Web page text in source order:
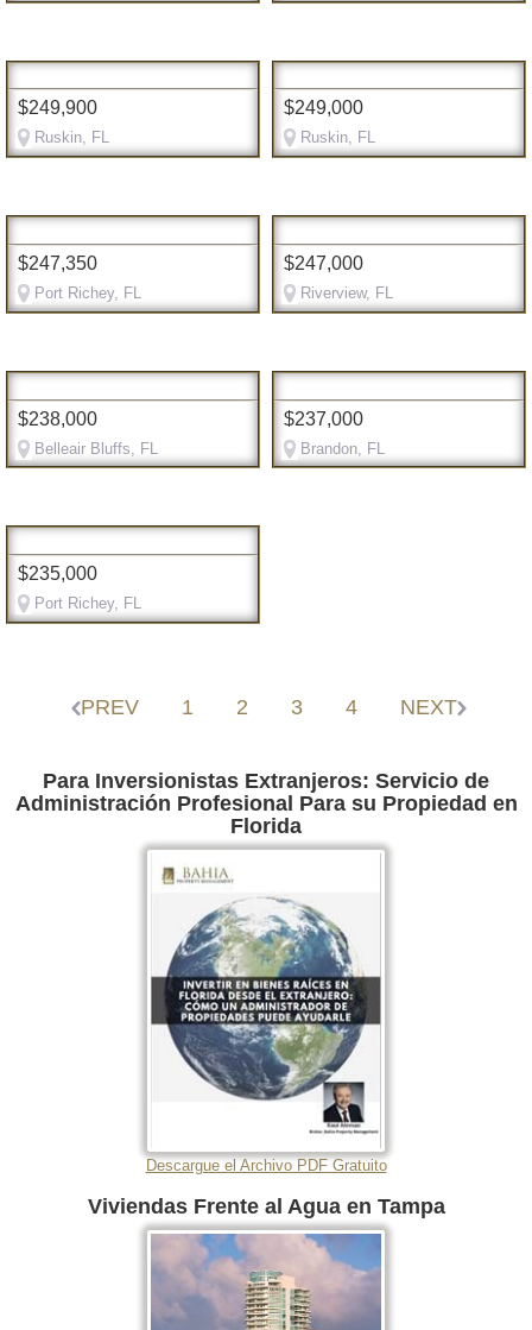
$249,900
Ruskin, FL
$249,000
Ruskin, FL
$247,350
Port Richey, FL
$247,000
Riverview, FL
$238,000
Belleair Bluffs, FL
$237,000
Brandon, FL
$235,000
Port Richey, FL
PREV 1 2 3 4 NEXT
Para Inversionistas Extranjeros: Servicio de
Administración Profesional Para su Propiedad en
Florida
Descargue el Archivo PDF Gratuito
Viviendas Frente al Agua en Tampa